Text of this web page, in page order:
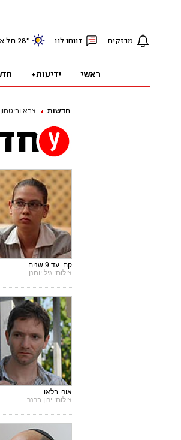
חדשות צבא וביטחון
קם. עד 9 שנים
צילום: גיל יוחנן
אורי בלאו
צילום: ירון ברנר